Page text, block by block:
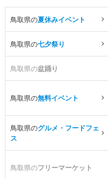
鳥取県の夏休みイベント
鳥取県の七夕祭り
鳥取県の盆踊り
鳥取県の無料イベント
鳥取県のグルメ・フードフェ
ス
鳥取県のフリーマーケット